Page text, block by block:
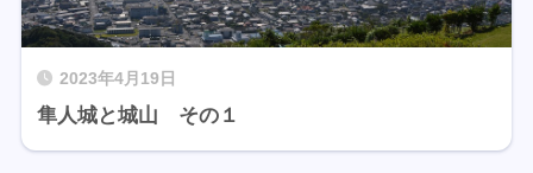
2023年4月19日
隼人城と城山 その１